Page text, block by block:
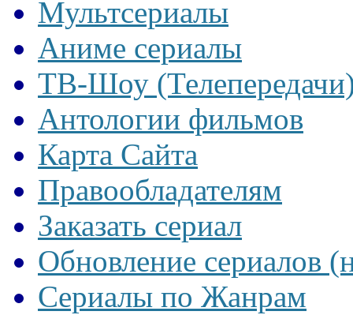
Мультсериалы
Аниме сериалы
ТВ-Шоу
Антологии фильмов
Карта Сайта
Правообладателям
Заказать сериал
Обновление сериалов
Сериалы по Жанрам